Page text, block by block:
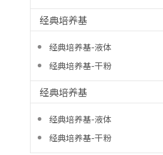
经典培养基
经典培养基-液体
经典培养基-干粉
经典培养基
经典培养基-液体
经典培养基-干粉